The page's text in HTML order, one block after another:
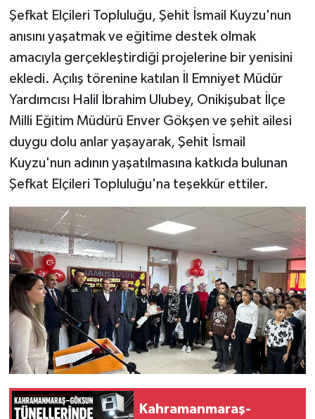
Şefkat Elçileri Topluluğu, Şehit İsmail Kuyzu'nun
anısını yaşatmak ve eğitime destek olmak
amacıyla gerçekleştirdiği projelerine bir yenisini
ekledi. Açılış törenine katılan İl Emniyet Müdür
Yardımcısı Halil İbrahim Ulubey, Onikişubat İlçe
Milli Eğitim Müdürü Enver Gökşen ve şehit ailesi
duygu dolu anlar yaşayarak, Şehit İsmail
Kuyzu'nun adının yaşatılmasına katkıda bulunan
Şefkat Elçileri Topluluğu'na teşekkür ettiler.
Kahramanmaraş-
MEDYA
SEÇİM 2011
ÜÇÜNCÜ SAYFA
BİLİMNET
Yemek
SİVİL TOPLUM
SEÇİM 2014
KİM KİMDİR
ÇEK GÖNDER
KİTAP
HEDEF2020